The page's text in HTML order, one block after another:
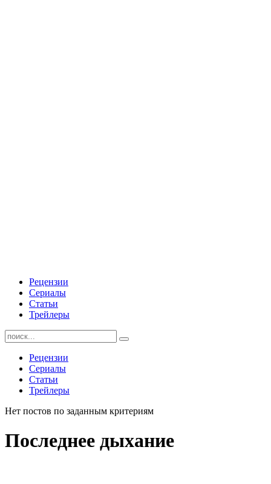
Рецензии
Сериалы
Статьи
Трейлеры
Найти:
Рецензии
Сериалы
Статьи
Трейлеры
Нет постов по заданным критериям
Последнее дыхание